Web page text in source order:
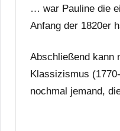
… war Pauline die
Anfang der 1820er
Abschließend kann
Klassizismus
nochmal jemand,